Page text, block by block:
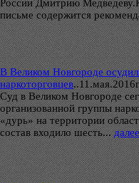
России Дмитрию
письме содержится
В Великом Новгороде
наркоторговцев..
Суд в Великом Новгороде
организованной группы
«дурь» на территории
состав входило шесть... далее